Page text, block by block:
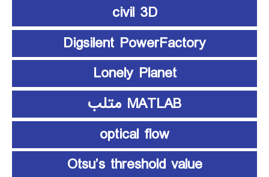
civil 3D
Digsilent PowerFactory
Lonely Planet
MATLAB متلب
optical flow
Otsu’s threshold value